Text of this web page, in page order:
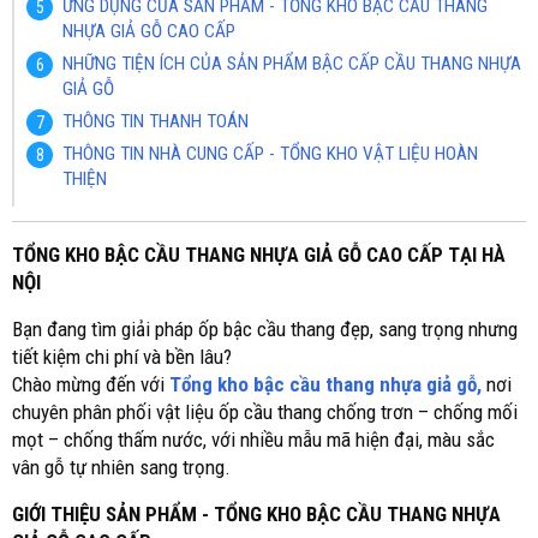
ỨNG DỤNG CỦA SẢN PHẨM - TỔNG KHO BẬC CẦU THANG
NHỰA GIẢ GỖ CAO CẤP
NHỮNG TIỆN ÍCH CỦA SẢN PHẨM BẬC CẤP CẦU THANG NHỰA
GIẢ GỖ
THÔNG TIN THANH TOÁN
THÔNG TIN NHÀ CUNG CẤP - TỔNG KHO VẬT LIỆU HOÀN
THIỆN
TỔNG KHO BẬC CẦU THANG NHỰA GIẢ GỖ CAO CẤP TẠI HÀ
NỘI
Bạn đang tìm giải pháp ốp bậc cầu thang đẹp, sang trọng nhưng
tiết kiệm chi phí và bền lâu?
Chào mừng đến với Tổng kho bậc cầu thang nhựa giả gỗ, nơi
chuyên phân phối vật liệu ốp cầu thang chống trơn – chống mối
mọt – chống thấm nước, với nhiều mẫu mã hiện đại, màu sắc
vân gỗ tự nhiên sang trọng.
GIỚI THIỆU SẢN PHẨM - TỔNG KHO BẬC CẦU THANG NHỰA